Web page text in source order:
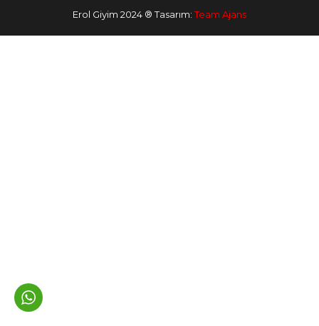
Erol Giyim 2024 ® Tasarım:Team Ajans